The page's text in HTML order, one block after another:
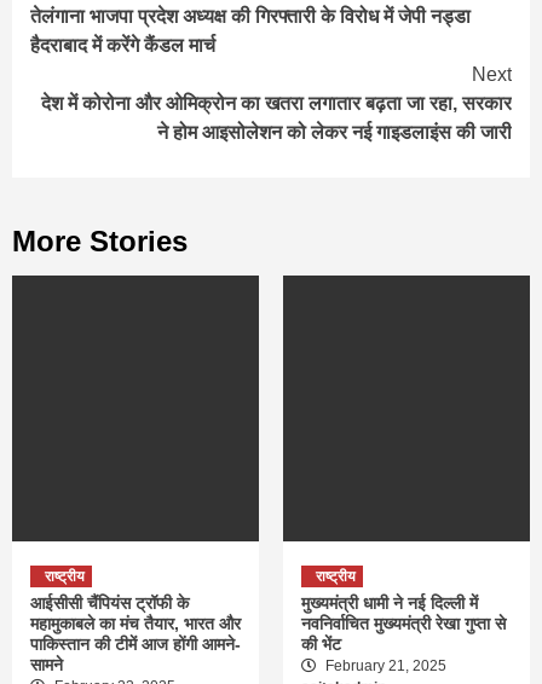
Reading
तेलंगाना भाजपा प्रदेश अध्यक्ष की गिरफ्तारी के विरोध में जेपी नड्डा
हैदराबाद में करेंगे कैंडल मार्च
Next
देश में कोरोना और ओमिक्रोन का खतरा लगातार बढ़ता जा रहा, सरकार
ने होम आइसोलेशन को लेकर नई गाइडलाइंस की जारी
More Stories
राष्ट्रीय
आईसीसी चैंपियंस ट्रॉफी के
महामुकाबले का मंच तैयार, भारत और
पाकिस्तान की टीमें आज होंगी आमने-
सामने
राष्ट्रीय
मुख्यमंत्री धामी ने नई दिल्ली में
नवनिर्वाचित मुख्यमंत्री रेखा गुप्ता से
की भेंट
February 21, 2025